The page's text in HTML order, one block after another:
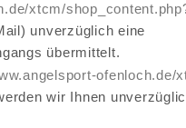
/xtcm/shop_content.php
unverzüglich eine
übermittelt.
ofenloch.de/
wir Ihnen